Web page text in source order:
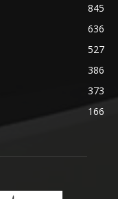
845
636
527
386
373
166